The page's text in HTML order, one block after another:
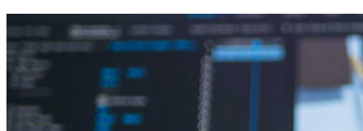
作流（范围闸门、最小回归集、回滚策略）。